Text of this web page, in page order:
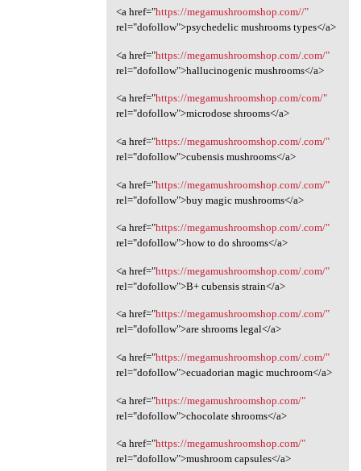
<a href="https://megamushroomshop.com//"
rel="dofollow">psychedelic mushrooms types</a>
<a href="https://megamushroomshop.com/.com/"
rel="dofollow">hallucinogenic mushrooms</a>
<a href="https://megamushroomshop.com/com/"
rel="dofollow">microdose shrooms</a>
<a href="https://megamushroomshop.com/.com/"
rel="dofollow">cubensis mushrooms</a>
<a href="https://megamushroomshop.com/.com/"
rel="dofollow">buy magic mushrooms</a>
<a href="https://megamushroomshop.com/.com/"
rel="dofollow">how to do shrooms</a>
<a href="https://megamushroomshop.com/.com/"
rel="dofollow">B+ cubensis strain</a>
<a href="https://megamushroomshop.com/.com/"
rel="dofollow">are shrooms legal</a>
<a href="https://megamushroomshop.com/.com/"
rel="dofollow">ecuadorian magic muchroom</a>
<a href="https://megamushroomshop.com/"
rel="dofollow">chocolate shrooms</a>
<a href="https://megamushroomshop.com/"
rel="dofollow">mushroom capsules</a>